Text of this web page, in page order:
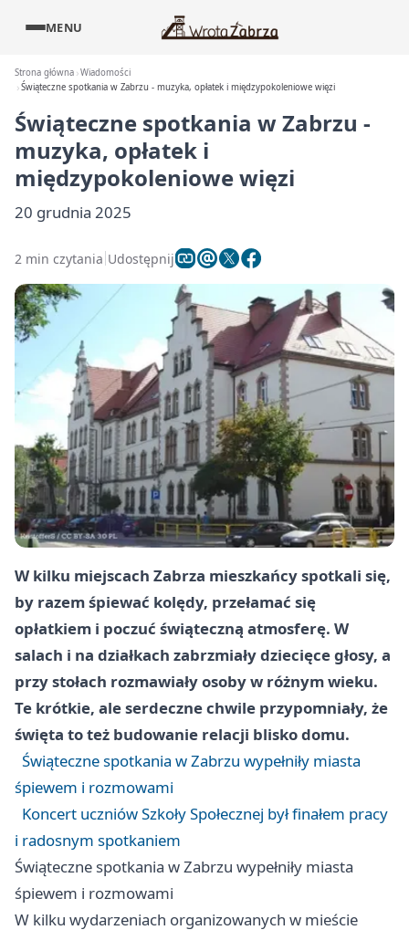
MENU
Strona główna Wiadomości
Świąteczne spotkania w Zabrzu - muzyka, opłatek i międzypokoleniowe więzi
Świąteczne spotkania w Zabrzu -
muzyka, opłatek i
międzypokoleniowe więzi
20 grudnia 2025
2 min czytania Udostępnij
W kilku miejscach Zabrza mieszkańcy spotkali się,
by razem śpiewać kolędy, przełamać się
opłatkiem i poczuć świąteczną atmosferę. W
salach i na działkach zabrzmiały dziecięce głosy, a
przy stołach rozmawiały osoby w różnym wieku.
Te krótkie, ale serdeczne chwile przypomniały, że
święta to też budowanie relacji blisko domu.
Świąteczne spotkania w Zabrzu wypełniły miasta
śpiewem i rozmowami
Koncert uczniów Szkoły Społecznej był finałem pracy
i radosnym spotkaniem
Świąteczne spotkania w Zabrzu wypełniły miasta
śpiewem i rozmowami
W kilku wydarzeniach organizowanych w mieście